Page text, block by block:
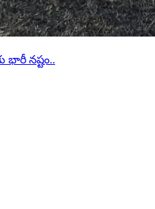
భారీ నష్టం..